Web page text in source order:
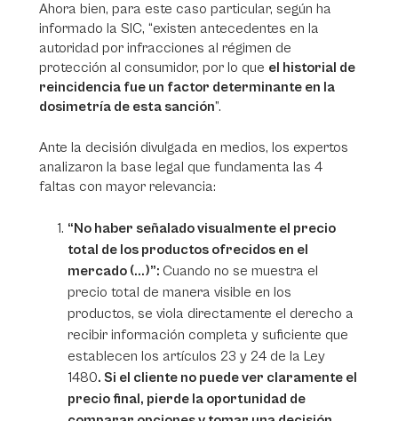
Ahora bien, para este caso particular, según ha
informado la SIC, “existen antecedentes en la
autoridad por infracciones al régimen de
protección al consumidor, por lo que el historial de
reincidencia fue un factor determinante en la
dosimetría de esta sanción”.
Ante la decisión divulgada en medios, los expertos
analizaron la base legal que fundamenta las 4
faltas con mayor relevancia:
“No haber señalado visualmente el precio
total de los productos ofrecidos en el
mercado (...)”: Cuando no se muestra el
precio total de manera visible en los
productos, se viola directamente el derecho a
recibir información completa y suficiente que
establecen los artículos 23 y 24 de la Ley
1480. Si el cliente no puede ver claramente el
precio final, pierde la oportunidad de